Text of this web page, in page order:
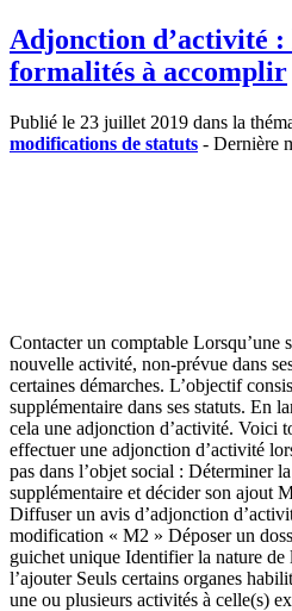
Adjonction d’activité :
formalités à accomplir
Publié le 23 juillet 2019 dans la
modifications de statuts - Dernière
Contacter un comptable Lorsqu’une
nouvelle activité, non-prévue dans
certaines démarches. L’objectif
supplémentaire dans ses statuts. En
cela une adjonction d’activité. Voici
effectuer une adjonction d’activité
pas dans l’objet social : Déterminer
supplémentaire et décider son ajout
Diffuser un avis d’adjonction
modification « M2 » Déposer un
guichet unique Identifier la nature de
l’ajouter Seuls certains organes
une ou plusieurs activités à celle(s)